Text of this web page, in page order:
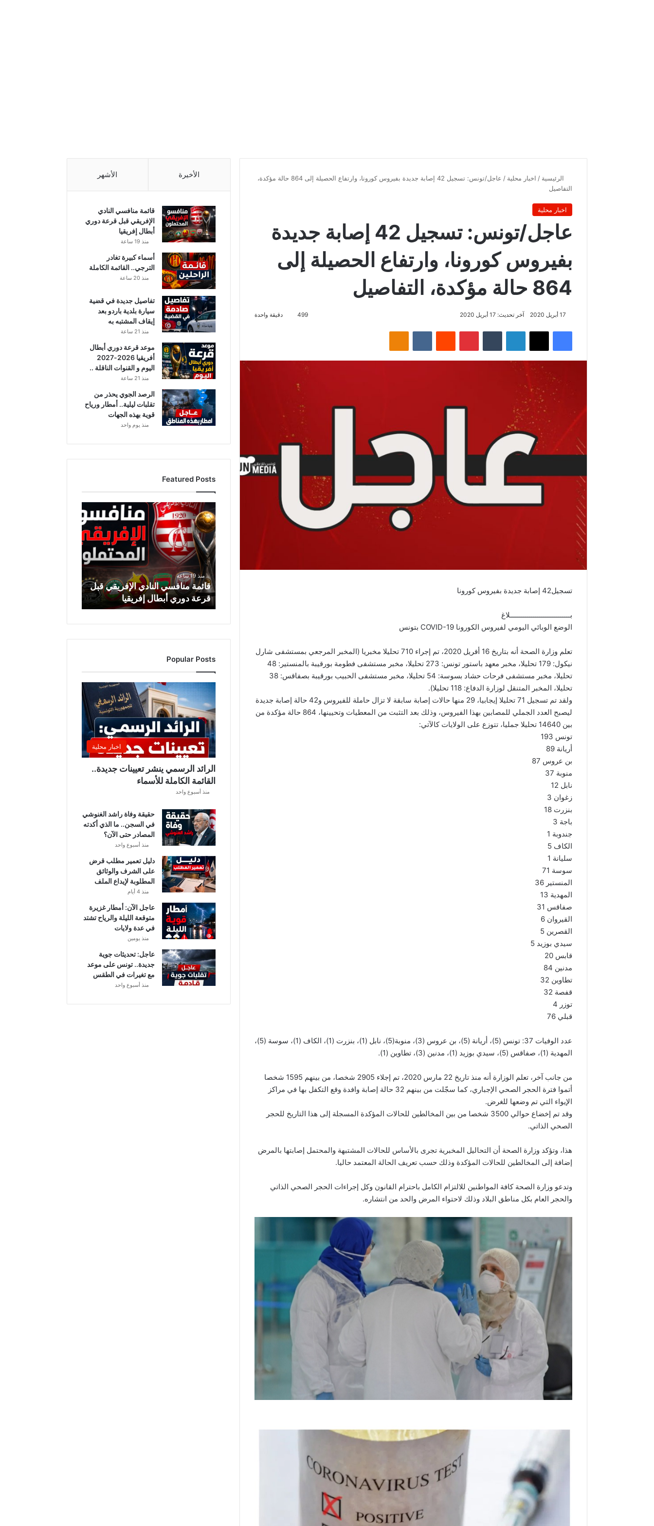
الرئيسية / اخبار محلية /
عاجل/تونس: تسجيل 42 إصابة جديدة بفيروس كورونا، وارتفاع الحصيلة إلى 864 حالة مؤكدة،
التفاصيل
اخبار محلية
عاجل/تونس: تسجيل 42 إصابة جديدة
بفيروس كورونا، وارتفاع الحصيلة إلى
864 حالة مؤكدة، التفاصيل
17 أبريل 2020 آخر تحديث: 17 أبريل 2020 499 دقيقة واحدة
فيسبوك لينكدإن بينتيريست
تسجيل42 إصابة جديدة بفيروس كورونا
بـــــــــــــــــــــــــــــــلاغ
الوضع الوبائي اليومي لفيروس الكورونا COVID-19 بتونس
تعلم وزارة الصحة أنه بتاريخ 16 أفريل 2020، تم إجراء 710 تحليلا مخبريا (المخبر المرجعي بمستشفى شارل
نيكول: 179 تحليلا، مخبر معهد باستور تونس: 273 تحليلا، مخبر مستشفى فطومة بورقيبة بالمنستير: 48
تحليلا، مخبر مستشفى فرحات حشاد بسوسة: 54 تحليلا، مخبر مستشفى الحبيب بورقيبة بصفاقس: 38
تحليلا، المخبر المتنقل لوزارة الدفاع: 118 تحليلا).
ولقد تم تسجيل 71 تحليلا إيجابيا، 29 منها حالات إصابة سابقة لا تزال حاملة للفيروس و42 حالة إصابة جديدة
ليصبح العدد الجملي للمصابين بهذا الفيروس، وذلك بعد التثبت من المعطيات وتحيينها، 864 حالة مؤكدة من
بين 14640 تحليلا جمليا، تتوزع على الولايات كالآتي:
تونس 193
أريانة 89
بن عروس 87
منوبة 37
نابل 12
زغوان 3
بنزرت 18
باجة 3
جندوبة 1
الكاف 5
سليانة 1
سوسة 71
المنستير 36
المهدية 13
صفاقس 31
القيروان 6
القصرين 5
سيدي بوزيد 5
قابس 20
مدنين 84
تطاوين 32
قفصة 32
توزر 4
قبلي 76
عدد الوفيات 37: تونس (5)، أريانة (5)، بن عروس (3)، منوبة(5)، نابل (1)، بنزرت (1)، الكاف (1)، سوسة (5)،
المهدية (1)، صفاقس (5)، سيدي بوزيد (1)، مدنين (3)، تطاوين (1).
من جانب آخر، تعلم الوزارة أنه منذ تاريخ 22 مارس 2020، تم إجلاء 2905 شخصا، من بينهم 1595 شخصا
أتموا فترة الحجر الصحي الإجباري، كما سجّلت من بينهم 32 حالة إصابة وافدة وقع التكفل بها في مراكز
الإيواء التي تم وضعها للغرض.
وقد تم إخضاع حوالي 3500 شخصا من بين المخالطين للحالات المؤكدة المسجلة إلى هذا التاريخ للحجر
الصحي الذاتي.
هذا، وتؤكد وزارة الصحة أن التحاليل المخبرية تجرى بالأساس للحالات المشتبهة والمحتمل إصابتها بالمرض
إضافة إلى المخالطين للحالات المؤكدة وذلك حسب تعريف الحالة المعتمد حاليا.
وتدعو وزارة الصحة كافة المواطنين للالتزام الكامل باحترام القانون وكل إجراءات الحجر الصحي الذاتي
والحجر العام بكل مناطق البلاد وذلك لاحتواء المرض والحد من انتشاره.
الأخيرة الأشهر
قائمة منافسي النادي
الإفريقي قبل قرعة دوري
أبطال إفريقيا
منذ 19 ساعة
أسماء كبيرة تغادر
الترجي.. القائمة الكاملة
منذ 20 ساعة
تفاصيل جديدة في قضية
سيارة بلدية باردو بعد
إيقاف المشتبه به
منذ 21 ساعة
موعد قرعة دوري أبطال
أفريقيا 2026-2027
اليوم و القنوات الناقلة ..
منذ 21 ساعة
الرصد الجوي يحذر من
تقلبات ليلية.. أمطار ورياح
قوية بهذه الجهات
منذ يوم واحد
Featured Posts
ق
ا
ئ
م
ة
م
ن
ا
ف
س
ي
ن
د
ي
ا
ف
ر
ي
ق
ي
ب
ل
ع
ة
د
و
ر
ي
أ
ب
ا
ل
إ
ف
ق
ي
ا
منذ 19 ساعة
قائمة منافسي النادي الإفريقي قبل
قرعة دوري أبطال إفريقيا
Popular Posts
اخبار محلية
الرائد الرسمي ينشر تعيينات جديدة..
القائمة الكاملة للأسماء
منذ أسبوع واحد
حقيقة وفاة راشد الغنوشي
في السجن.. ما الذي أكدته
المصادر حتى الآن؟
منذ أسبوع واحد
دليل تعمير مطلب قرض
على الشرف والوثائق
المطلوبة لإيداع الملف
منذ 4 أيام
عاجل الآن: أمطار غزيرة
متوقعة الليلة والرياح تشتد
في عدة ولايات
منذ يومين
عاجل: تحديثات جوية
جديدة.. تونس على موعد
مع تغيرات في الطقس
منذ أسبوع واحد